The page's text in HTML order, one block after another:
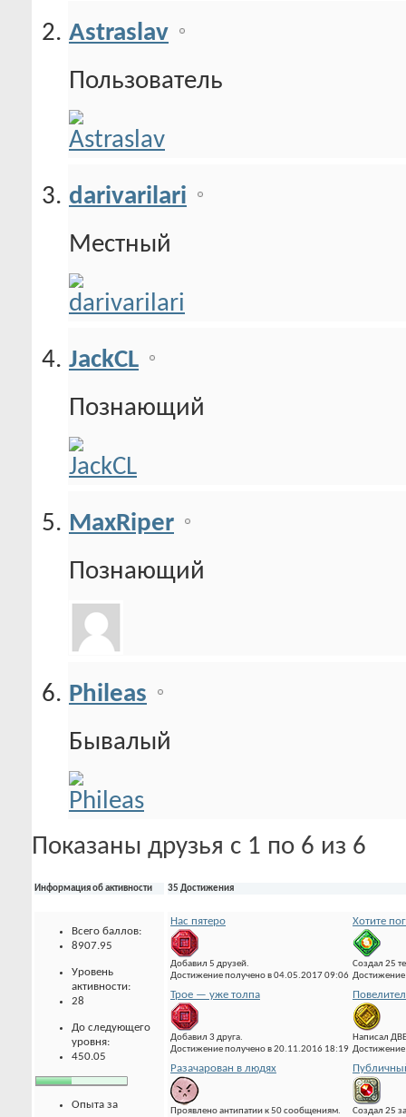
Astraslav
Пользователь
darivarilari
Местный
JackCL
Познающий
MaxRiper
Познающий
Phileas
Бывалый
Показаны друзья с 1 по 6 из 6
Информация об активности
Всего баллов:
8907.95
Уровень
активности:
28
До следующего
уровня:
450.05
Опыта за
35 Достижения
Нас пятеро
Добавил 5 друзей.
Достижение получено в 04.05.2017 09:06
Хотите
Создал 25
Трое — уже толпа
Добавил 3 друга.
Достижение получено в 20.11.2016 18:19
Написал
Разачарован в людях
Проявлено антипатии к 50 сообщениям. Создал 25